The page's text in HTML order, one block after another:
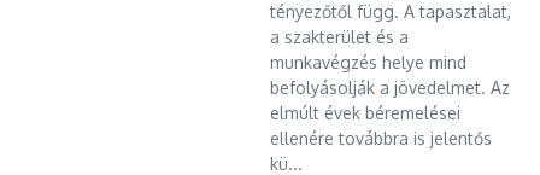
tényezőtől függ. A tapasztalat,
a szakterület és a
munkavégzés helye mind
befolyásolják a jövedelmet. Az
elmúlt évek béremelései
ellenére továbbra is jelentős
kü...